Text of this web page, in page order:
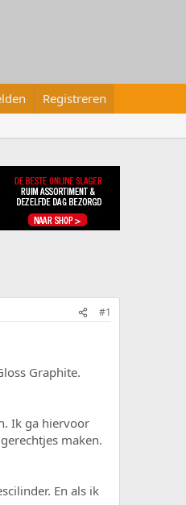
Registreren
#1
Graphite.
Ik ga hiervoor
maken.
En als ik